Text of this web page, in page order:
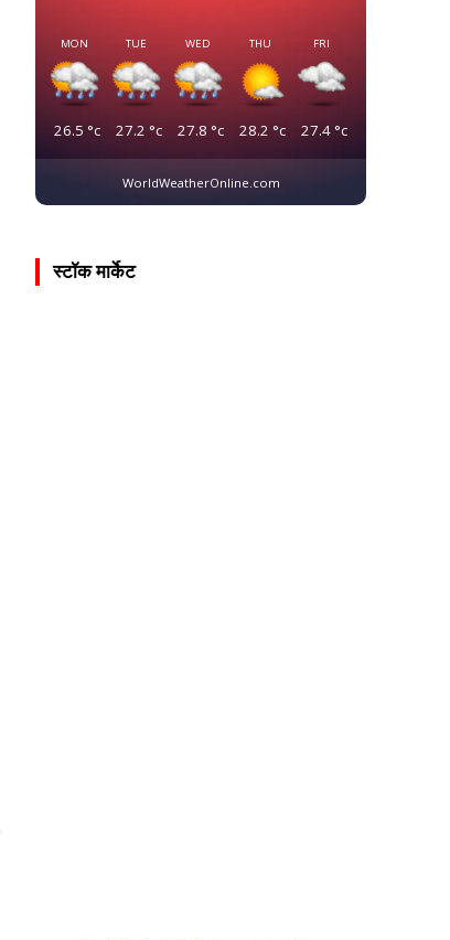
MON
26.5 °c
TUE
27.2 °c
WED
27.8 °c
THU
28.2 °c
FRI
27.4°c
WorldWeatherOnline.com
स्टॉक मार्केट